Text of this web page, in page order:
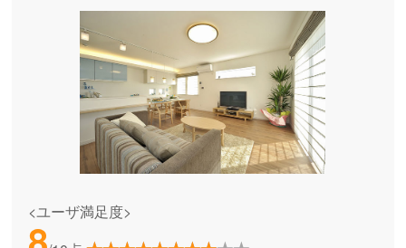
<ユーザ満足度>